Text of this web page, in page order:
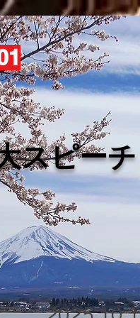
スピーチ